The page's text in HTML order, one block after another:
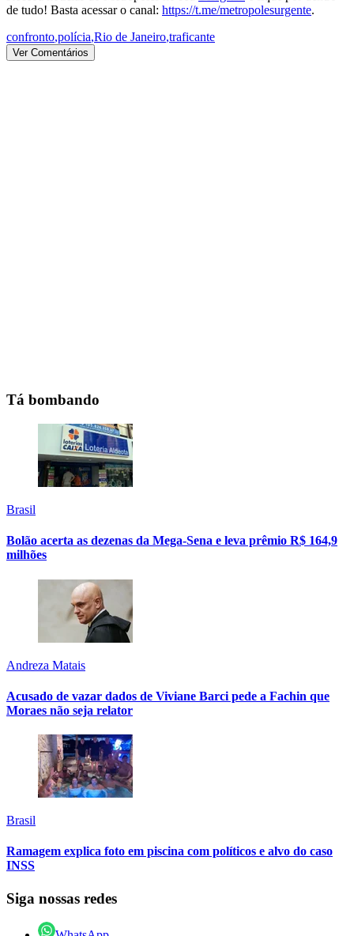
de tudo! Basta acessar o canal: https://t.me/metropolesurgente.
confronto,polícia,Rio de Janeiro,traficante
Ver Comentários
Tá bombando
Brasil
Bolão acerta as dezenas da Mega-Sena e leva prêmio R$ 164,9
milhões
Andreza Matais
Acusado de vazar dados de Viviane Barci pede a Fachin que
Moraes não seja relator
Brasil
Ramagem explica foto em piscina com políticos e alvo do caso
INSS
Siga nossas redes